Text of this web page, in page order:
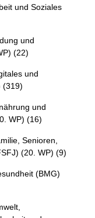
und Soziales
und
(22)
und
(319)
und
WP) (16)
Senioren,
(20. WP) (9)
(BMG)